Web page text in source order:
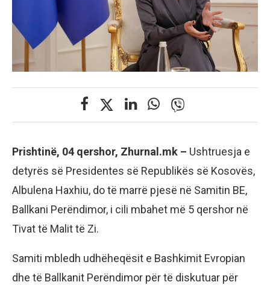
Prishtinë, 04 qershor, Zhurnal.mk – Ushtruesja e
detyrës së Presidentes së Republikës së Kosovës,
Albulena Haxhiu, do të marrë pjesë në Samitin BE,
Ballkani Perëndimor, i cili mbahet më 5 qershor në
Tivat të Malit të Zi.
Samiti mbledh udhëheqësit e Bashkimit Evropian
dhe të Ballkanit Perëndimor për të diskutuar për